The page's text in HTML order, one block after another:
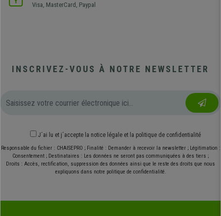
Visa, MasterCard, Paypal
INSCRIVEZ-VOUS À NOTRE NEWSLETTER
J´ai lu et j´accepte la notice légale et la politique de confidentialité
Responsable du fichier : CHAISEPRO ; Finalité : Demander à recevoir la newsletter ; Légitimation :
Consentement ; Destinataires : Les données ne seront pas communiquées à des tiers ;
Droits : Accès, rectification, suppression des données ainsi que le reste des droits que nous
expliquons dans notre politique de confidentialité.